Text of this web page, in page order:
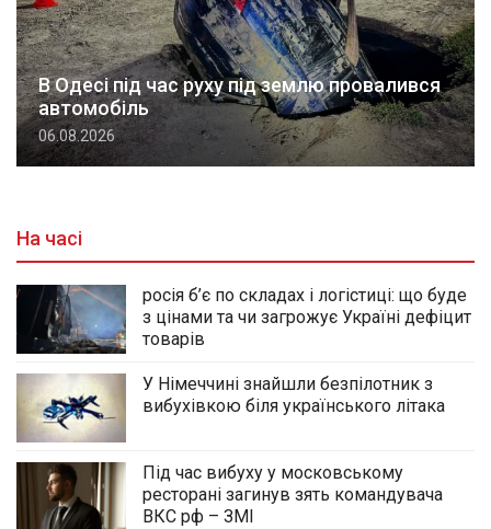
В Одесі під час руху під землю провалився
автомобіль
06.08.2026
На часі
росія б’є по складах і логістиці: що буде
з цінами та чи загрожує Україні дефіцит
товарів
У Німеччині знайшли безпілотник з
вибухівкою біля українського літака
Під час вибуху у московському
ресторані загинув зять командувача
ВКС рф – ЗМІ